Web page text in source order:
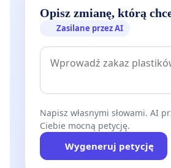
Opisz zmianę, którą
Zasilane przez AI
Napisz własnymi słowami. AI
Ciebie mocną petycję.
Wygeneruj petycję